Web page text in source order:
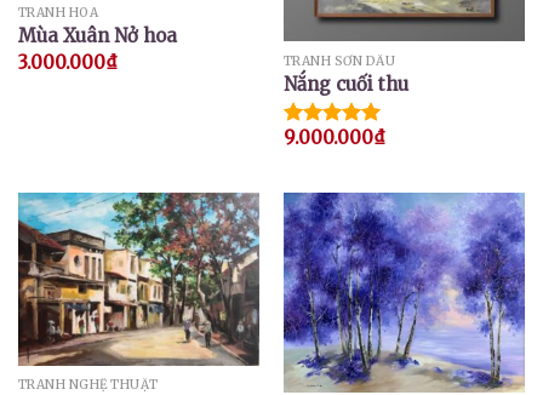
TRANH HOA
Mùa Xuân Nở hoa
3.000.000₫ TRANH SƠN DẦU
Nắng cuối thu
Được xếp
9.000.000₫
TRANH NGHỆ THUẬT